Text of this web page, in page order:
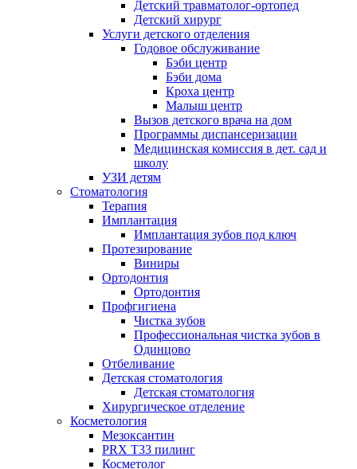
Детский травматолог-ортопед
Детский хирург
Услуги детского отделения
Годовое обслуживание
Бэби центр
Бэби дома
Кроха центр
Малыш центр
Вызов детского врача на дом
Программы диспансеризации
Медицинская комиссия в дет. сад и
школу
УЗИ детям
Стоматология
Терапия
Имплантация
Имплантация зубов под ключ
Протезирование
Виниры
Ортодонтия
Ортодонтия
Профгигиена
Чистка зубов
Профессиональная чистка зубов в
Одинцово
Отбеливание
Детская стоматология
Детская стоматология
Хирургическое отделение
Косметология
Мезоксантин
PRX T33 пилинг
Косметолог